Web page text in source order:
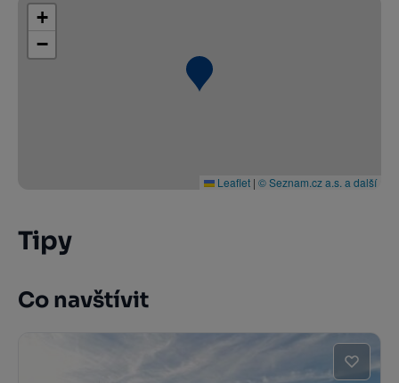
+
−
Leaflet | © Seznam.cz a.s. a další
Tipy
Co navštívit